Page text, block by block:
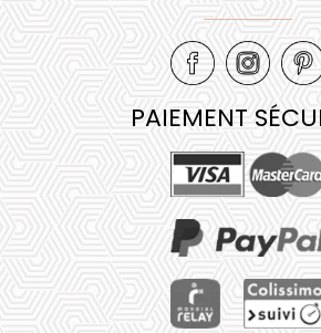
PAIEMENT